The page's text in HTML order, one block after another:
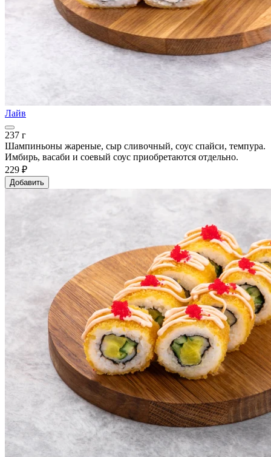
Лайв
237 г
Шампиньоны жареные, сыр сливочный, соус спайси, темпура.
Имбирь, васаби и соевый соус приобретаются отдельно.
229 ₽
Добавить